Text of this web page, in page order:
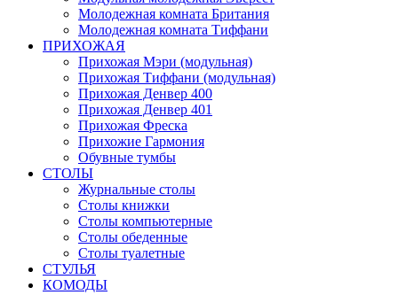
Молодежная комната Британия
Молодежная комната Тиффани
ПРИХОЖАЯ
Прихожая Мэри (модульная)
Прихожая Тиффани (модульная)
Прихожая Денвер 400
Прихожая Денвер 401
Прихожая Фреска
Прихожие Гармония
Обувные тумбы
СТОЛЫ
Журнальные столы
Столы книжки
Столы компьютерные
Столы обеденные
Столы туалетные
СТУЛЬЯ
КОМОДЫ